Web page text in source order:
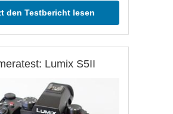
den Testbericht lesen
Lumix S5II